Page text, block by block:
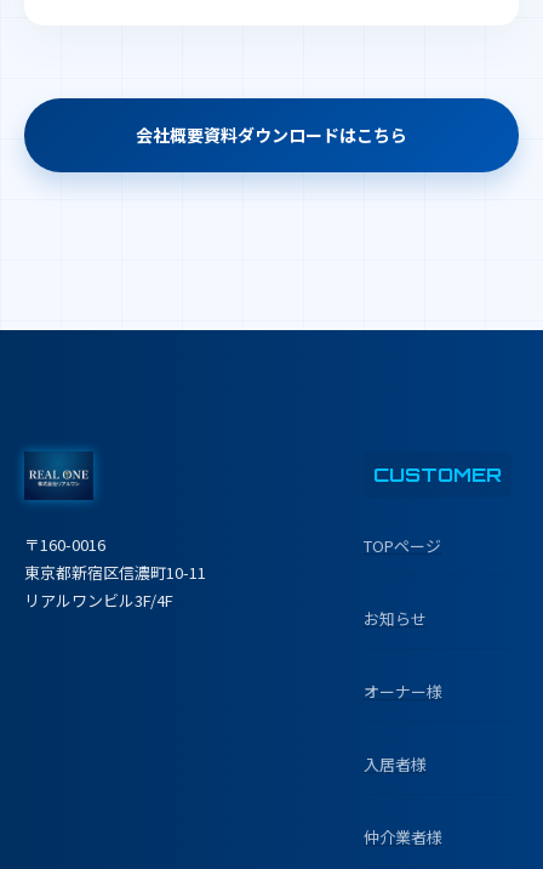
会社概要資料ダウンロードはこちら
〒160-0016
東京都新宿区信濃町10-11
リアルワンビル3F/4F
CUSTOMER
TOPページ
お知らせ
オーナー様
入居者様
仲介業者様